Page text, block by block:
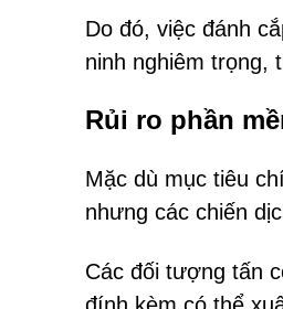
Do đó, việc đánh
ninh nghiêm trọng,
Rủi ro phần
Mặc dù mục tiêu
nhưng các chiến
Các đối tượng tấn